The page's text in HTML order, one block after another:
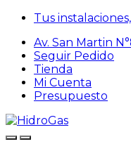
Tus
Av. San Martin
Seguir Pedido
Tienda
Mi Cuenta
Presupuesto